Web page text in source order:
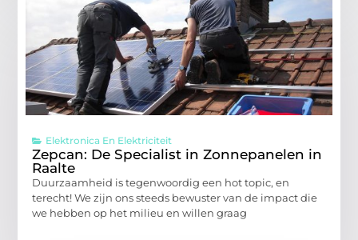
Elektronica En Elektriciteit
Zepcan: De Specialist in Zonnepanelen in
Raalte
Duurzaamheid is tegenwoordig een hot topic, en
terecht! We zijn ons steeds bewuster van de impact die
we hebben op het milieu en willen graag